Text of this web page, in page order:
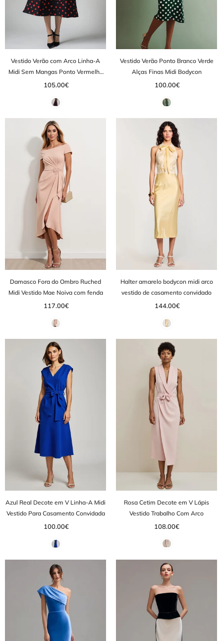
Vestido Verão com Arco Linha-A
Midi Sem Mangas Ponto Vermelho
Preto
105.00€
Vestido Verão Ponto Branco Verde
Alças Finas Midi Bodycon
100.00€
Damasco Fora do Ombro Ruched
Midi Vestido Mae Noiva com fenda
117.00€
Halter amarelo bodycon midi arco
vestido de casamento convidado
144.00€
Azul Real Decote em V Linha-A Midi
Vestido Para Casamento Convidada
100.00€
Rosa Cetim Decote em V Lápis
Vestido Trabalho Com Arco
108.00€